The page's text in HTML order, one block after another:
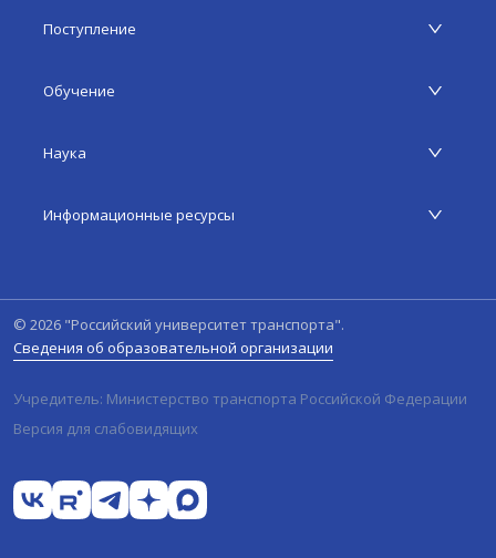
Поступление
Обучение
Наука
Информационные ресурсы
© 2026 "Российский университет транспорта".
Сведения об образовательной организации
Учредитель: Министерство транспорта Российской Федерации
Версия для слабовидящих